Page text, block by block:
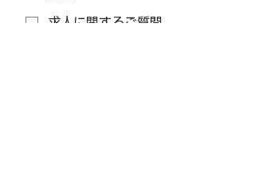
求人に関するご質問